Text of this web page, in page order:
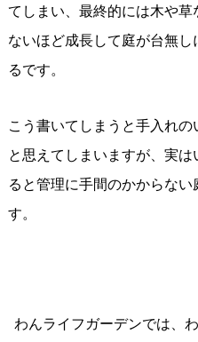
てしまい、最終的には木や草
ないほど成長して庭が台無
るです。
こう書いてしまうと手入れ
と思えてしまいますが、実
ると管理に手間のかからな
す。
わんライフガーデンでは、